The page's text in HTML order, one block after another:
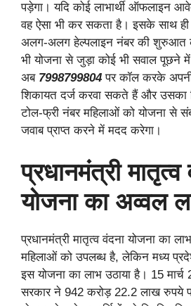
पड़ेगा। यदि कोई लाभार्थी ऑफलाइन
वह ऐसा भी कर सकता है। इसके साथ ही
अलग-अलग हेल्पलाइन नंबर की शुरुआत
भी योजना से जुड़ा कोई भी सवाल पूछने में
अब 7998799804 पर कॉल करके
शिकायत दर्ज करवा सकते हैं और उसका
टोल-फ्री नंबर महिलाओं को योजना से
जवाब प्राप्त करने में मदद करेगा।
प्रधानमंत्री मातृत्व
योजना का अव्वल
प्रधानमंत्री मातृत्व वंदना योजना का
महिलाओं को उपलब्ध है, लेकिन मध्य
इस योजना का लाभ उठाया है। 15
सरकार ने 942 करोड़ 22.2 लाख रुपये